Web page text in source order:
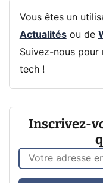
Vous êtes un
Actualitésou de
Suivez-nous pour
tech !
Inscrivez-